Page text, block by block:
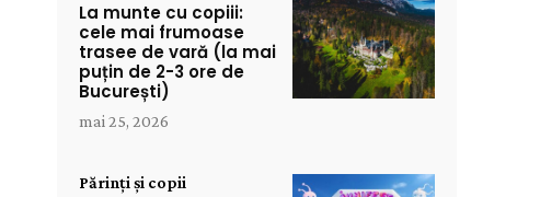
La munte cu copiii:
cele mai frumoase
trasee de vară (la mai
puțin de 2-3 ore de
București)
mai 25, 2026
Părinți și copii